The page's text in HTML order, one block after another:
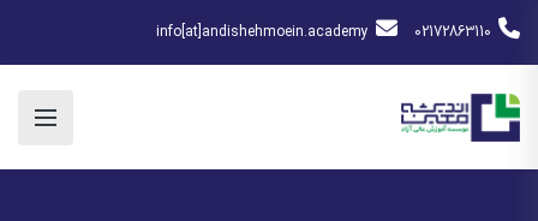
02172863110
info[at]andishehmoein.academy